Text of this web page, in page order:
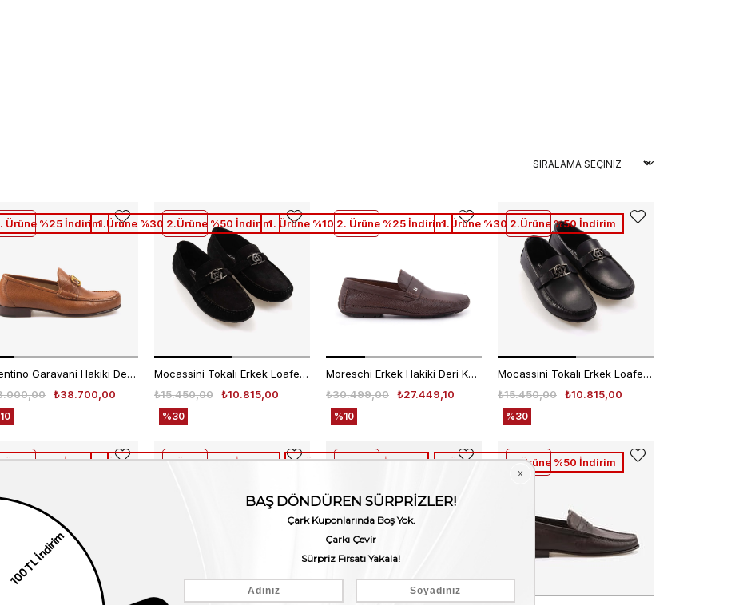
Valentino Garavani Hakiki Deri Erkek Loafer Ayakkabı 6Y2S0J68
₺38.700,00
Ürüne %25 İndirim
Mocassini Tokalı Erkek Loafer M584
₺10.815,00
₺15.450,00
%30
1.Ürüne %30 2.Ürüne %50 İndirim
Moreschi Erkek Hakiki Deri Kauçuk Taban Kahverengi Loafer Konforlu Ayakkabı
₺27.449,10
₺30.499,00
%10
1. Ürüne %10 2. Ürüne %25 İndirim
Mocassini Tokalı Erkek Loafer M584
₺10.815,00
₺15.450,00
%30
1.Ürüne %30 2.Ürüne %50 İndirim
%50 İndirim1.Ürüne %30 2.Ürüne %50 İndirim 2. Ürüne %50 Net İndirim 1.Ürüne %30 2.Ürüne %50 İndirim